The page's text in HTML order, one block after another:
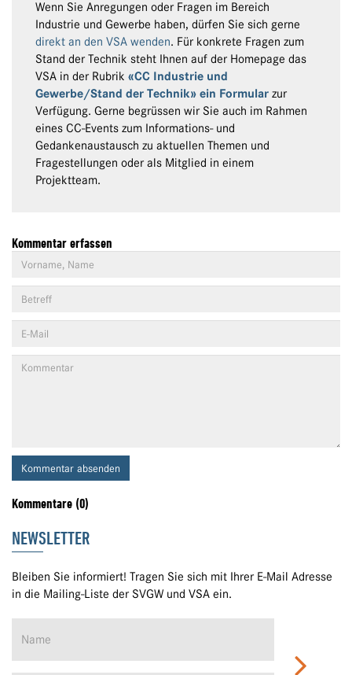
Wenn Sie Anregungen oder Fragen im Bereich
Industrie und Gewerbe haben, dürfen Sie sich gerne
direkt an den VSA wenden. Für konkrete Fragen zum
Stand der Technik steht Ihnen auf der Homepage das
VSA in der Rubrik «CC Industrie und
Gewerbe/Stand der Technik» ein Formular zur
Verfügung. Gerne begrüssen wir Sie auch im Rahmen
eines CC-Events zum Informations- und
Gedankenaustausch zu aktuellen Themen und
Fragestellungen oder als Mitglied in einem
Projektteam.
Kommentar erfassen
Kommentar absenden
Kommentare (0)
NEWSLETTER
Bleiben Sie informiert! Tragen Sie sich mit Ihrer E-Mail Adresse
in die Mailing-Liste der SVGW und VSA ein.